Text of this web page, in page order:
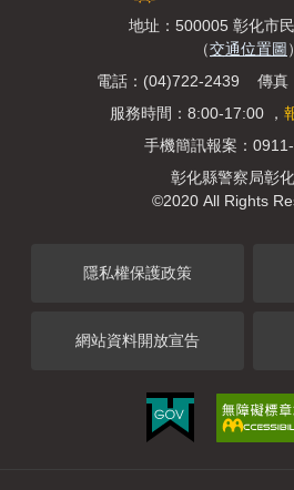
地址：500005 彰化市
（交通位置圖 ）
電話：(04)722-2439 傳真
服務時間：8:00-17:00 ，
手機簡訊報案：
彰化縣警察局彰
©2020 All Rights
隱私權保護政策
網站資料開放宣告